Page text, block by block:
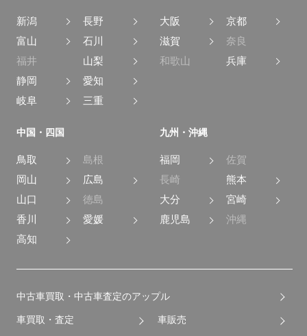
新潟
長野
富山
石川
福井
山梨
静岡
愛知
岐阜
三重
大阪
京都
滋賀
奈良
和歌山
兵庫
中国・四国
鳥取
島根
岡山
広島
山口
徳島
香川
愛媛
高知
九州・沖縄
福岡
佐賀
長崎
熊本
大分
宮崎
鹿児島
沖縄
中古車買取・中古車査定のアップル
車買取・査定 車販売